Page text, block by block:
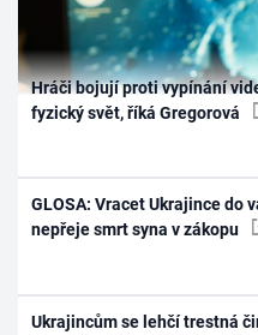
Hráči bojují proti vypínání
fyzický svět, říká Gregorová
GLOSA: Vracet Ukrajince do
nepřeje smrt syna v zákopu
Ukrajincům se lehčí trestná